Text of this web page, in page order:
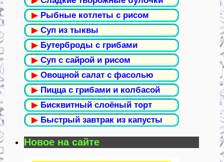
▶ Рыбные котлеты с рисом
▶ Суп из тыквы
▶ Бутерброды с грибами
▶ Суп с сайрой и рисом
▶ Овощной салат с фасолью
▶ Пицца с грибами и колбасой
▶ Бисквитный слоёный торт
▶ Быстрый завтрак из капусты
Новое на сайте